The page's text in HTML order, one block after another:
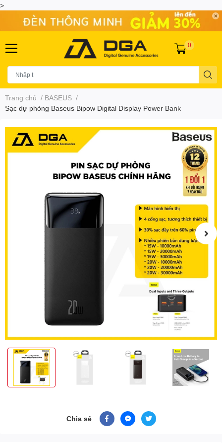
>
0
Trang chủ / BASEUS /
Sạc dự phòng Baseus Bipow Digital Display Power Bank
Chia sẻ